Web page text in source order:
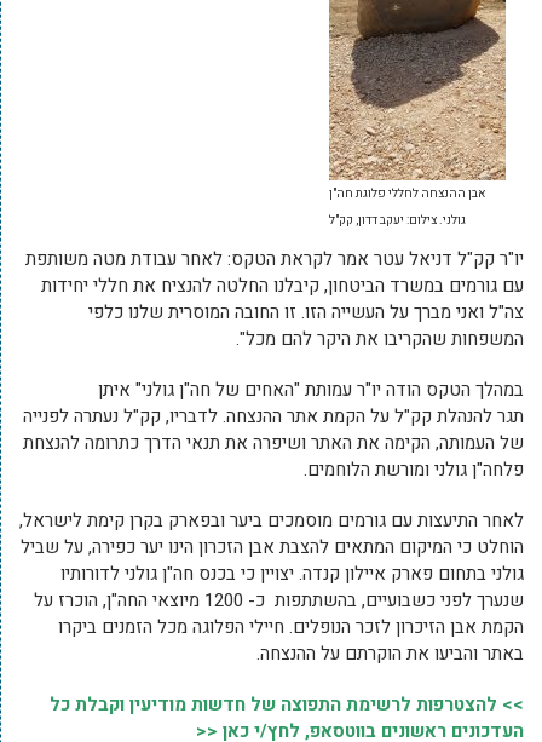
אבן ההנצחה לחללי פלוגת חה"ן
גולני. צילום: יעקב דדון, קק"ל
יו"ר קק"ל דניאל עטר אמר לקראת הטקס: לאחר עבודת מטה משותפת
עם גורמים במשרד הביטחון, קיבלנו החלטה להנציח את חללי יחידות
צה"ל ואני מברך על העשייה הזו. זו החובה המוסרית שלנו כלפי
המשפחות שהקריבו את היקר להם מכל".
במהלך הטקס הודה יו"ר עמותת "האחים של חה"ן גולני" איתן
תגר להנהלת קק"ל על הקמת אתר ההנצחה. לדבריו, קק"ל נעתרה לפנייה
של העמותה, הקימה את האתר ושיפרה את תנאי הדרך כתרומה להנצחת
פלחה"ן גולני ומורשת הלוחמים.
לאחר התיעצות עם גורמים מוסמכים ביער ובפארק בקרן קימת לישראל,
הוחלט כי המיקום המתאים להצבת אבן הזכרון הינו יער כפירה, על שביל
גולני בתחום פארק איילון קנדה. יצויין כי בכנס חה"ן גולני לדורותיו
שנערך לפני כשבועיים, בהשתתפות כ- 1200 מיוצאי החה"ן, הוכרז על
הקמת אבן הזיכרון לזכר הנופלים. חיילי הפלוגה מכל הזמנים ביקרו
באתר והביעו את הוקרתם על ההנצחה.
>> להצטרפות לרשימת התפוצה של חדשות מודיעין וקבלת כל
העדכונים ראשונים בווטסאפ, לחץ/י כאן <<